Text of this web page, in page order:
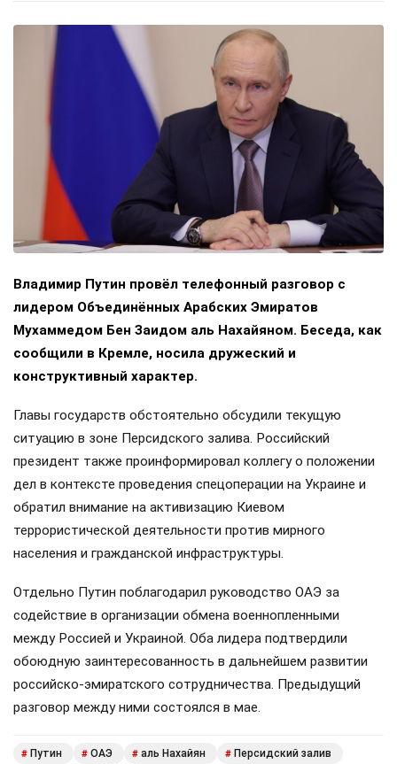
Владимир Путин провёл телефонный разговор с
лидером Объединённых Арабских Эмиратов
Мухаммедом Бен Заидом аль Нахайяном. Беседа, как
сообщили в Кремле, носила дружеский и
конструктивный характер.
Главы государств обстоятельно обсудили текущую
ситуацию в зоне Персидского залива. Российский
президент также проинформировал коллегу о положении
дел в контексте проведения спецоперации на Украине и
обратил внимание на активизацию Киевом
террористической деятельности против мирного
населения и гражданской инфраструктуры.
Отдельно Путин поблагодарил руководство ОАЭ за
содействие в организации обмена военнопленными
между Россией и Украиной. Оба лидера подтвердили
обоюдную заинтересованность в дальнейшем развитии
российско-эмиратского сотрудничества. Предыдущий
разговор между ними состоялся в мае.
# Путин # ОАЭ # аль Нахайян # Персидский залив